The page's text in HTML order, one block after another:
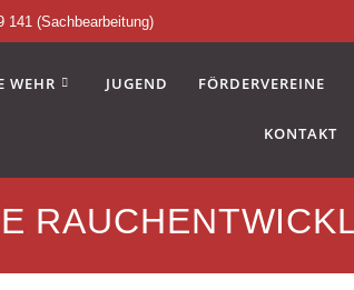
141 (Sachbearbeitung)
WEHR JUGEND FÖRDERVEREINE
KONTAKT